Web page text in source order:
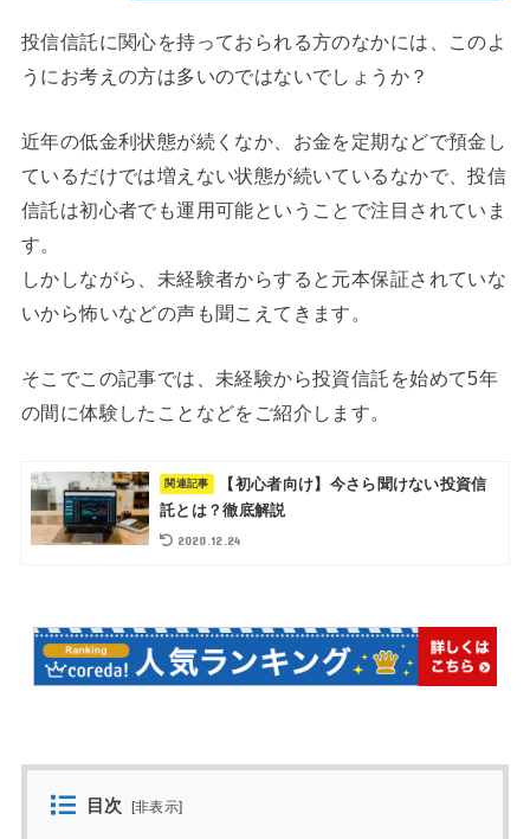
投信信託に関心を持っておられる方のなかには、このよ
うにお考えの方は多いのではないでしょうか？
近年の低金利状態が続くなか、お金を定期などで預金し
ているだけでは増えない状態が続いているなかで、投信
信託は初心者でも運用可能ということで注目されていま
す。
しかしながら、未経験者からすると元本保証されていな
いから怖いなどの声も聞こえてきます。
そこでこの記事では、未経験から投資信託を始めて5年
の間に体験したことなどをご紹介します。
【初心者向け】今さら聞けない投資信
託とは？徹底解説
2020.12.24
目次 [非表示]